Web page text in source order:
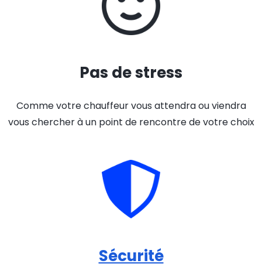
Pas de stress
Comme votre chauffeur vous attendra ou viendra
vous chercher à un point de rencontre de votre choix
Sécurité